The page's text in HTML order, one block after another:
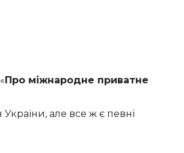
«Про міжнародне приватне
але все ж є певні